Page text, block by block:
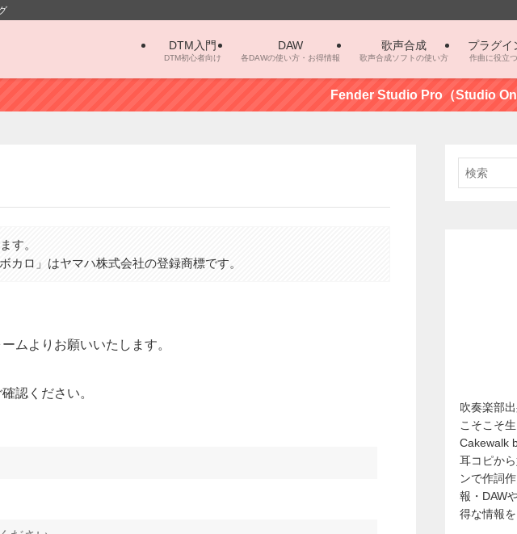
DTM入門
DTM初心者向け
DAW
各DAWの使い方・お得情報
歌声合成
歌声合成ソフトの使い方
プラグイ
作曲に役立
Fender Studio Pro（Studio One）
す。
カロ」はヤマハ株式会社の登録商標です。
ムよりお願いいたします。
確認ください。
吹奏楽部
こそこそ
Cakewalk
耳コピか
ンで作詞
報・DAW
得な情報を